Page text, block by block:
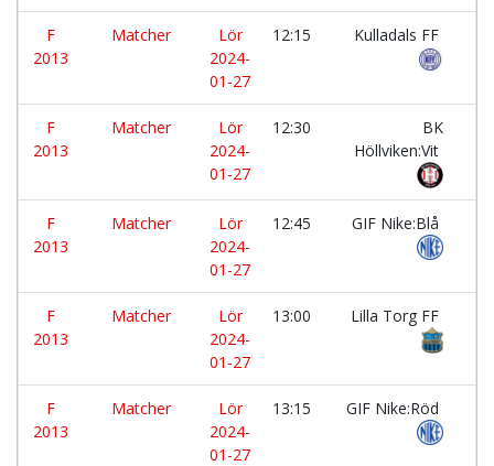
F
2013
Matcher
Lör
2024-
01-27
12:15 Kulladals FF
F
2013
Matcher
Lör
2024-
01-27
12:30
BK
Höllviken:Vit
F
2013
Matcher
Lör
2024-
01-27
12:45 GIF Nike:Blå
F
2013
Matcher
Lör
2024-
01-27
13:00 Lilla Torg FF
F
2013
Matcher
Lör
2024-
01-27
13:15 GIF Nike:Röd